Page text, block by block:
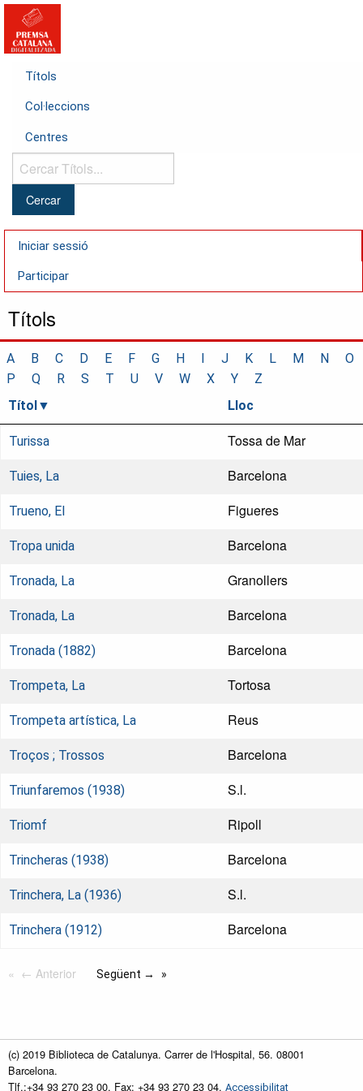
Títols
Col·leccions
Centres
Cercar
Títols...
Iniciar sessió
Participar
Títols
A B C D E F G H I J K L M N
O
P
Q R S T U V W X Y
Z
Títol
Lloc
Turissa Tossa de Mar
Tuies, La Barcelona
Trueno, El Figueres
Tropa unida Barcelona
Tronada, La Granollers
Tronada, La Barcelona
Tronada (1882) Barcelona
Trompeta, La Tortosa
Trompeta artística, La Reus
Troços ; Trossos Barcelona
Triunfaremos (1938) S.l.
Triomf Ripoll
Trincheras (1938) Barcelona
Trinchera, La (1936) S.l.
Trinchera (1912) Barcelona
← Anterior Següent →
(c) 2019 Biblioteca de Catalunya. Carrer de l'Hospital, 56. 08001
Barcelona.
Tlf.:+34 93 270 23 00. Fax: +34 93 270 23 04. Accessibilitat